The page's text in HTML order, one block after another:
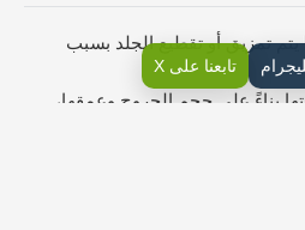
تمزيق أو تقطيع الجلد بسبب
بناءً على حجم الجروح وعمقها،
تابعنا على X